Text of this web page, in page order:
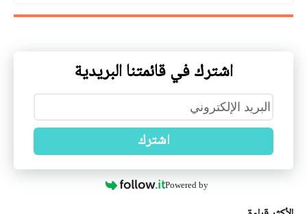
اشترك في قائمتنا البريدية
اشترك
Powered by